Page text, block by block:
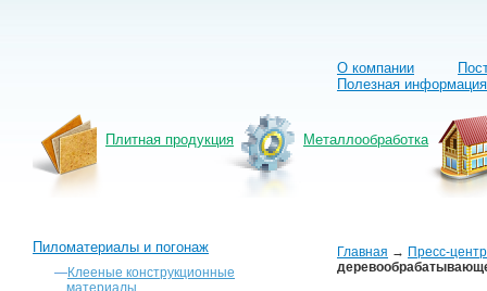
О компании
Полезная информация
Плитная продукция Металлообработка
Пиломатериалы и погонаж
—Клееные конструкционные
материалы
Главная → Пресс-центр